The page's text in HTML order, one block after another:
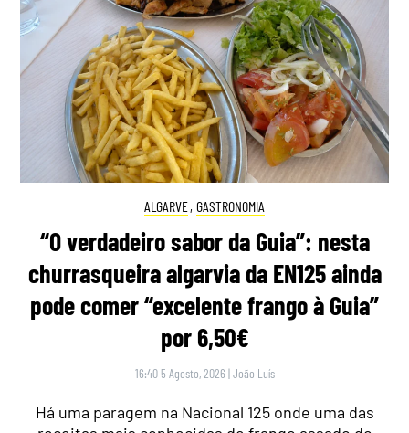
ALGARVE, GASTRONOMIA
“O verdadeiro sabor da Guia”: nesta
churrasqueira algarvia da EN125 ainda
pode comer “excelente frango à Guia”
por 6,50€
16:40 5 Agosto, 2026 |João Luís
Há uma paragem na Nacional 125 onde uma das